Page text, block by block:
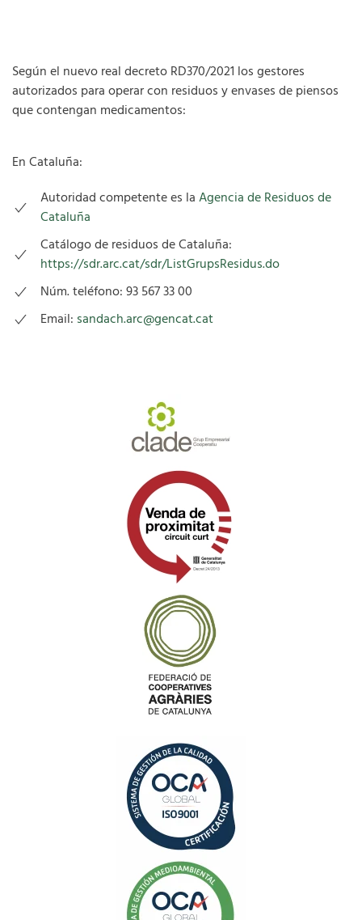
Según el nuevo real decreto RD370/2021 los gestores
autorizados para operar con residuos y envases de piensos
que contengan medicamentos:
En Cataluña:
Autoridad competente es laAgencia de Residuos de
Cataluña
Catálogo de residuos de Cataluña:
https://sdr.arc.cat/sdr/ListGrupsResidus.do
Núm. teléfono: 93 567 33 00
Email: sandach.arc@gencat.cat